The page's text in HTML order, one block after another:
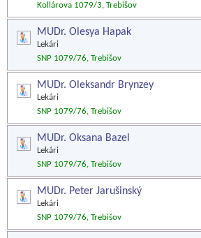
Kollárova 1079/3, Trebišov
MUDr. Olesya Hapak
Lekári
SNP 1079/76, Trebišov
MUDr. Oleksandr Brynzey
Lekári
SNP 1079/76, Trebišov
MUDr. Oksana Bazel
Lekári
SNP 1079/76, Trebišov
MUDr. Peter Jarušinský
Lekári
SNP 1079/76, Trebišov